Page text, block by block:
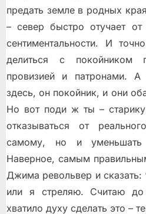
предать земле в родных
– север быстро отучает
сентиментальности. И
делиться с покойником
провизией и патронами.
здесь, он покойник, и они
Но вот поди ж ты –
отказываться от
самому, но и
Наверное, самым
Джима револьвер и
или я стреляю. Считаю
хватило духу сделать это –